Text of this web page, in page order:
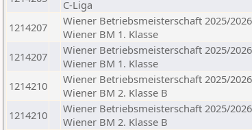
C-Liga
1214207
Wiener Betriebsmeisterschaft 2025/2026
Wiener BM 1. Klasse
1214207
Wiener Betriebsmeisterschaft 2025/2026
Wiener BM 1. Klasse
1214210
Wiener Betriebsmeisterschaft 2025/2026
Wiener BM 2. Klasse B
1214210
Wiener Betriebsmeisterschaft 2025/2026
Wiener BM 2. Klasse B